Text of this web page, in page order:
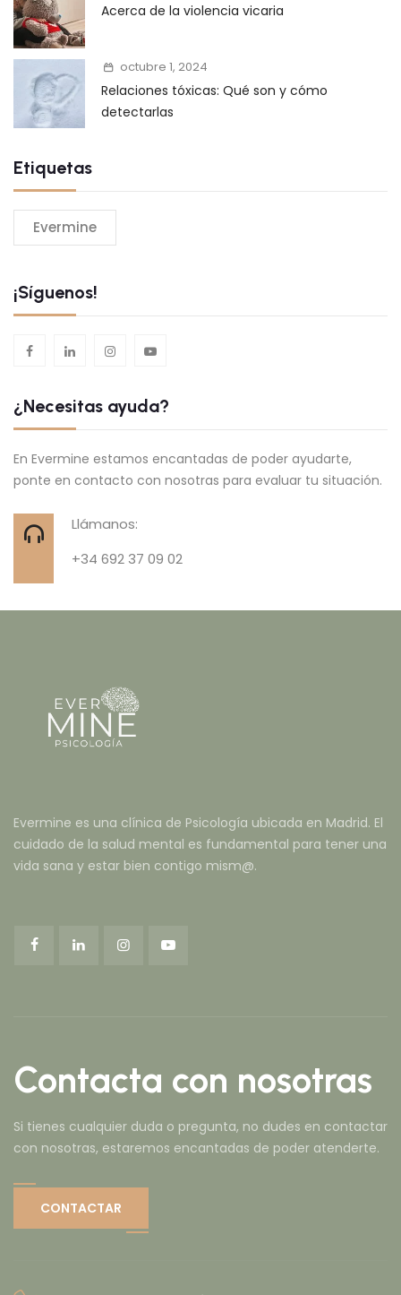
Acerca de la violencia vicaria
octubre 1, 2024
Relaciones tóxicas: Qué son y cómo
detectarlas
Etiquetas
Evermine
¡Síguenos!
¿Necesitas ayuda?
En Evermine estamos encantadas de poder ayudarte,
ponte en contacto con nosotras para evaluar tu situación.
Llámanos:
+34 692 37 09 02
Evermine es una clínica de Psicología ubicada en Madrid. El
cuidado de la salud mental es fundamental para tener una
vida sana y estar bien contigo mism@.
Contacta con nosotras
Si tienes cualquier duda o pregunta, no dudes en contactar
con nosotras, estaremos encantadas de poder atenderte.
CONTACTAR